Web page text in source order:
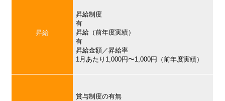
昇給
昇給制度
有
昇給（前年度実績）
有
昇給金額／昇給率
1月あたり1,000円〜1,000円（前年度実績）
賞与制度の有無